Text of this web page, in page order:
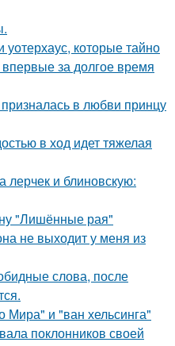
которые тайно
за долгое время
в любви принцу
в ход идет тяжелая
лерчек и блиновскую:
"Лишённые рая"
не выходит у меня из
слова, после
Мира" и "ван хельсинга"
поклонников своей